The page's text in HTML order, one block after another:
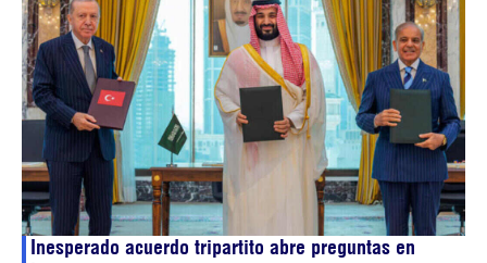
Inesperado acuerdo tripartito abre preguntas en